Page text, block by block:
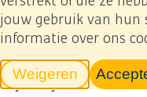
jouw gebruik van hun
informatie over ons
Weigerentracking scripts
waarde
Bij Heijmans